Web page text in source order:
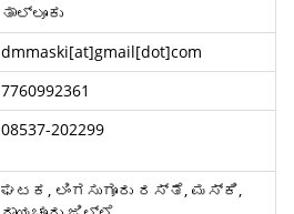
ತಾಲ್ಲೂಕು
dmmaski[at]gmail[dot]com
7760992361
08537-202299
ಘಟಕ, ಲಿಂಗಸುಗೂರು ರಸ್ತೆ, ಮಸ್ಕಿ,